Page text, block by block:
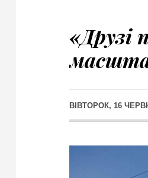
«Друзі
ВІВТОРОК, 16